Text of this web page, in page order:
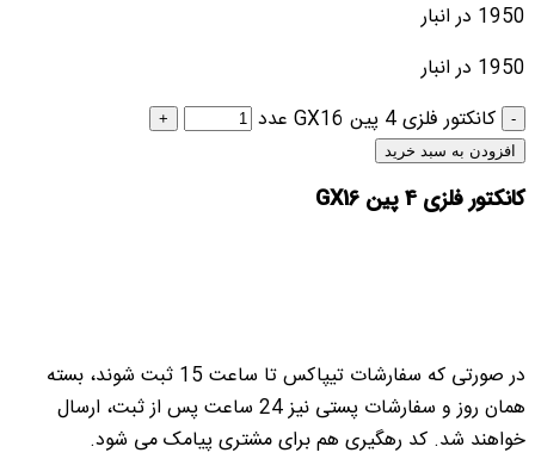
1950 در انبار
1950 در انبار
کانکتور فلزی 4 پین GX16 عدد
افزودن به سبد خرید
کانکتور فلزی 4 پین GX16
در صورتی که سفارشات تیپاکس تا ساعت 15 ثبت شوند، بسته
همان روز و سفارشات پستی نیز 24 ساعت پس از ثبت، ارسال
خواهند شد. کد رهگیری هم برای مشتری پیامک می شود.